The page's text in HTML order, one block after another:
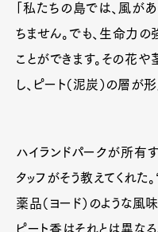
「私たちの島では、風が
ちません。でも、生命力
ことができます。その花
し、ピート（泥炭）の層が
ハイランドパークが所有
タッフがそう教えてくれた
薬品（ヨード）のような風
ピート香はそれとは異な